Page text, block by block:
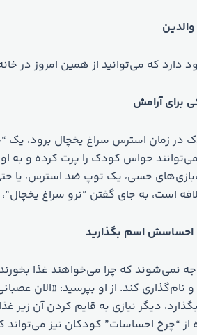
دارد که می‌توانید از همین امروز در
برای آرامش
در زمان استرس سراغ یخچال برود،
می‌توانند حواس کودک را پرت کرده و به
حسی، یک توپ ضد استرس، یا
است، به جای گفتن “نرو سراغ یخچال”،
اسم بگذارید
نمی‌شوند که چرا می‌خواهند غذا
کند. از او بپرسید: «الان
دیگر نیازی به قایم کردن آن زیر
“چرخ احساسات” کودکان نیز می‌تواند